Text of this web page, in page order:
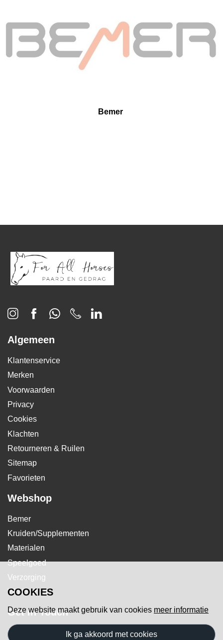
Bemer
Algemeen
Klantenservice
Merken
Voorwaarden
Privacy
Cookies
Klachten
Retourneren & Ruilen
Sitemap
Favorieten
Webshop
Bemer
Kruiden/Supplementen
Materialen
Speelgoed
Verzorging
Workshops
Get In Touch
For all Horses Shop
COOKIES
Deze website maakt gebruik van cookies meer informatie
ik ga akkoord met cookies